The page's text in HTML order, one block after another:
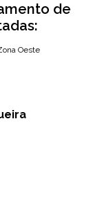
de
Oeste